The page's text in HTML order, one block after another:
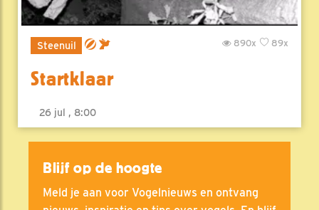
Steenuil 89x
890x
Startklaar
26 jul , 8:00
Blijf op de hoogte
Meld je aan voor Vogelnieuws en ontvang